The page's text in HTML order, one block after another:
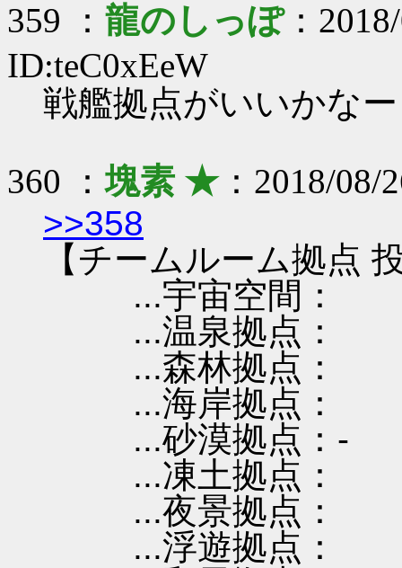
359 ： 龍のしっぽ：
ID:teC0xEeW
戦艦拠点がいいかなー
360 ：塊素 ★：2018/08/
>>358
【チームルーム拠点
...宇宙空間：
...温泉拠点：
...森林拠点：
...海岸拠点：
...砂漠拠点：-
...凍土拠点：
...夜景拠点：
...浮遊拠点：